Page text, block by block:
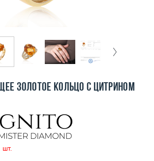
золотое кольцо с цитрином
шт.